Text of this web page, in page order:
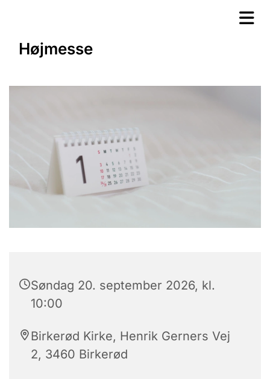
Højmesse
Søndag 20. september 2026, kl.
10:00
Birkerød Kirke, Henrik Gerners Vej
2, 3460 Birkerød